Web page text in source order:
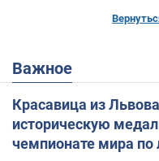
Важное
Красавица из
историческую
чемпионате мира по